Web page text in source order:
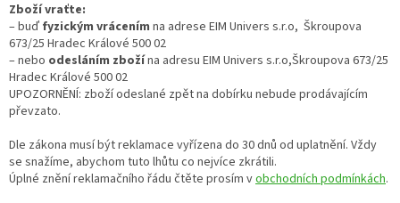
Zboží vraťte:
– buď fyzickým vrácením na adrese EIM Univers s.r.o, Škroupova
673/25 Hradec Králové 500 02
– nebo odesláním zbožína adresu EIM Univers s.r.o,Škroupova 673/25
Hradec Králové 500 02
UPOZORNĚNÍ: zboží odeslané zpět na dobírku nebude prodávajícím
převzato.
Dle zákona musí být reklamace vyřízena do 30 dnů od uplatnění. Vždy
se snažíme, abychom tuto lhůtu co nejvíce zkrátili.
Úplné znění reklamačního řádu čtěte prosím vobchodních podmínkách.